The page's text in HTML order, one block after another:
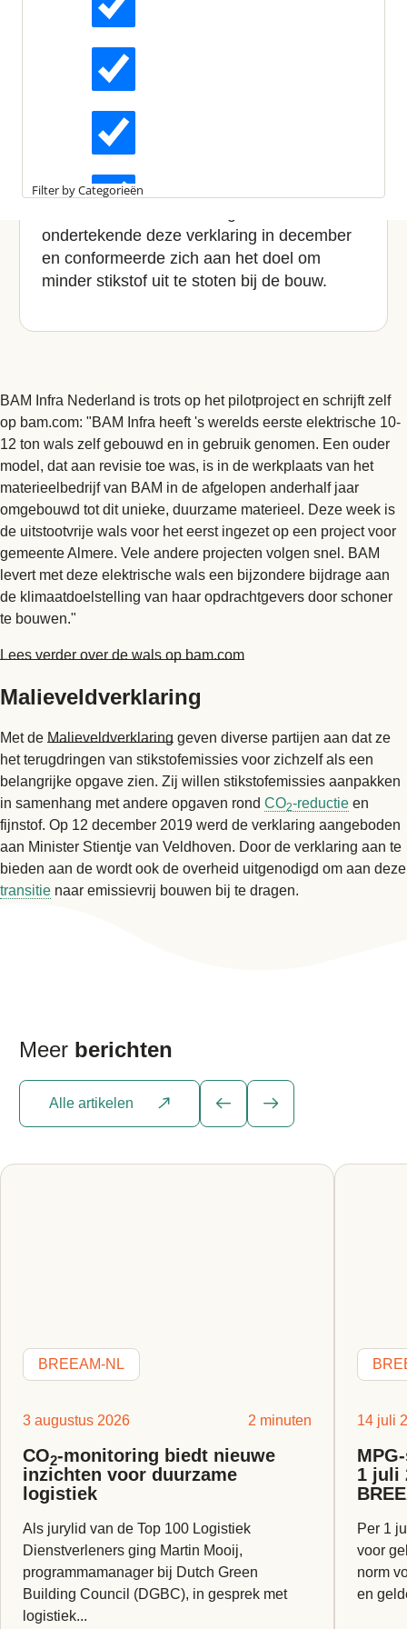
Longreads
Filter by Categorieën
Laatst bewerkt:
BAM Infra geeft met
elektrische wals invulling aan
Malieveldverklaring
elektrische asfaltwals een nieuwe invulling
ondertekende deze verklaring in december
en conformeerde zich aan het doel om
minder stikstof uit te stoten bij de bouw.
BAM Infra Nederland is trots op het pilotproject en schrijft zelf
op bam.com: "BAM Infra heeft 's werelds eerste elektrische 10-
12 ton wals zelf gebouwd en in gebruik genomen. Een ouder
model, dat aan revisie toe was, is in de werkplaats van het
materieelbedrijf van BAM in de afgelopen anderhalf jaar
omgebouwd tot dit unieke, duurzame materieel. Deze week is
de uitstootvrije wals voor het eerst ingezet op een project voor
gemeente Almere. Vele andere projecten volgen snel. BAM
levert met deze elektrische wals een bijzondere bijdrage aan
de klimaatdoelstelling van haar opdrachtgevers door schoner
te bouwen."
Lees verder over de wals op bam.com
Malieveldverklaring
Met de Malieveldverklaring geven diverse partijen aan dat ze
het terugdringen van stikstofemissies voor zichzelf als een
belangrijke opgave zien. Zij willen stikstofemissies aanpakken
in samenhang met andere opgaven rond CO2-reductie en
fijnstof. Op 12 december 2019 werd de verklaring aangeboden
aan Minister Stientje van Veldhoven. Door de verklaring aan te
bieden aan de wordt ook de overheid uitgenodigd om aan deze
transitie naar emissievrij bouwen bij te dragen.
Meer berichten
Alle artikelen
BREEAM-NL
3 augustus 2026 2 minuten
CO2-monitoring biedt nieuwe
inzichten voor duurzame
logistiek
Als jurylid van de Top 100 Logistiek
Dienstverleners ging Martin Mooij,
programmamanager bij Dutch Green
Building Council (DGBC), in gesprek met
logistiek...
14 juli
1 juli
Per 1
voor
norm
en